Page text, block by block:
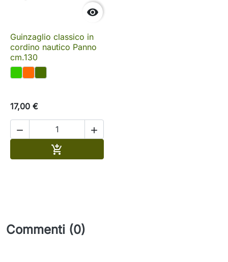

Guinzaglio classico in
cordino nautico Panno
cm.130
17,00 €
 

Commenti (0)